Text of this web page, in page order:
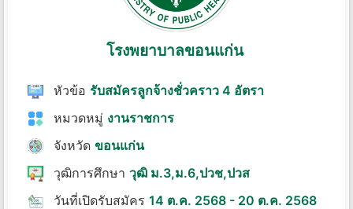
โรงพยาบาลขอนแก่น
หัวข้อ รับสมัครลูกจ้างชั่วคราว 4 อัตรา
หมวดหมู่ งานราชการ
จังหวัด ขอนแก่น
วุฒิการศึกษา วุฒิ ม.3,ม.6,ปวช,ปวส
วันที่เปิดรับสมัคร 14 ต.ค. 2568 - 20 ต.ค. 2568